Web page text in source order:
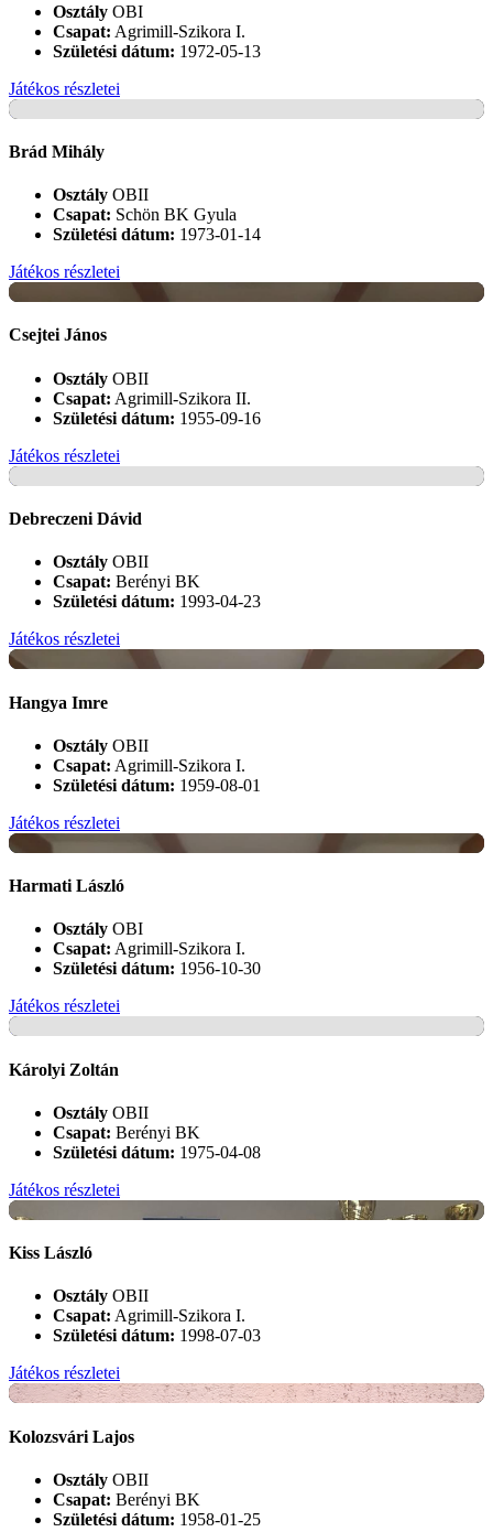
Osztály OBI
Csapat: Agrimill-Szikora I.
Születési dátum: 1972-05-13
Játékos részletei
+
Brád Mihály
Osztály OBII
Csapat: Schön BK Gyula
Születési dátum: 1973-01-14
Játékos részletei
+
Csejtei János
Osztály OBII
Csapat: Agrimill-Szikora II.
Születési dátum: 1955-09-16
Játékos részletei
+
Debreczeni Dávid
Osztály OBII
Csapat: Berényi BK
Születési dátum: 1993-04-23
Játékos részletei
+
Hangya Imre
Osztály OBII
Csapat: Agrimill-Szikora I.
Születési dátum: 1959-08-01
Játékos részletei
+
Harmati László
Osztály OBI
Csapat: Agrimill-Szikora I.
Születési dátum: 1956-10-30
Játékos részletei
+
Károlyi Zoltán
Osztály OBII
Csapat: Berényi BK
Születési dátum: 1975-04-08
Játékos részletei
+
Kiss László
Osztály OBII
Csapat: Agrimill-Szikora I.
Születési dátum: 1998-07-03
Játékos részletei
+
Kolozsvári Lajos
Osztály OBII
Csapat: Berényi BK
Születési dátum: 1958-01-25